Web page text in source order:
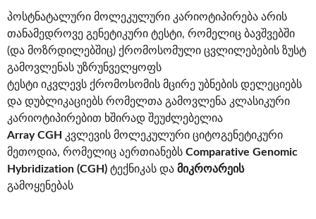
პოსტნატალური მოლეკულური კარიოტიპირება არის
თანამედროვე გენეტიკური ტესტი, რომელიც ბავშვებში
(და მოზრდილებშიც) ქრომოსომული ცვლილებების ზუსტ
გამოვლენას უზრუნველყოფს
ტესტი იკვლევს ქრომოსომის მცირე უბნების დელეციებს
და დუბლიკაციებს რომელთა გამოვლენა კლასიკური
კარიოტიპირებით ხშირად შეუძლებელია
Array CGH კვლევის მოლეკულური ციტოგენეტიკური
მეთოდია, რომელიც აერთიანებს Comparative Genomic
Hybridization (CGH) ტექნიკას და მიკროარეის
გამოყენებას